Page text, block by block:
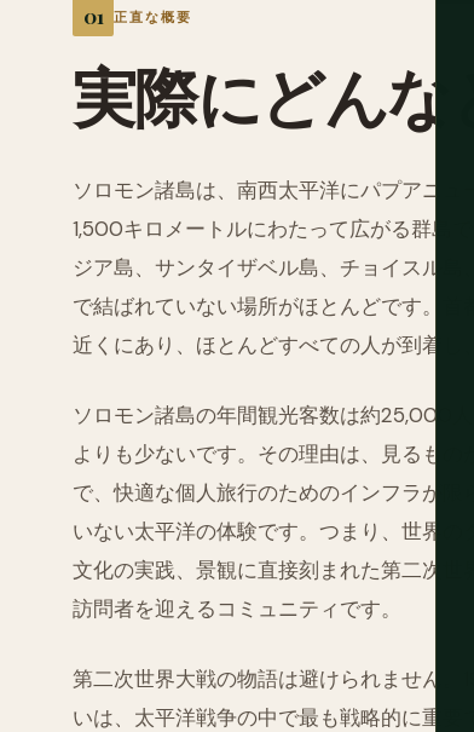
正直な概要
実際にどんな
ソロモン諸島は、南西太平洋にパプアニ
1,500キロメートルにわたって広がる群島
ジア島、サンタイザベル島、チョイスル
で結ばれていない場所がほとんどです。
近くにあり、ほとんどすべての人が到着し
ソロモン諸島の年間観光客数は約25,000
よりも少ないです。その理由は、見るも
で、快適な個人旅行のためのインフラが
いない太平洋の体験です。つまり、世界
文化の実践、景観に直接刻まれた第二次
訪問者を迎えるコミュニティです。
第二次世界大戦の物語は避けられません
いは、太平洋戦争の中で最も戦略的に重